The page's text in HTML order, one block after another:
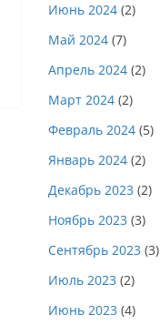
Июнь 2024 (2)
Май 2024 (7)
Апрель 2024 (2)
Март 2024 (2)
Февраль 2024 (5)
Январь 2024 (2)
Декабрь 2023 (2)
Ноябрь 2023 (3)
Сентябрь 2023 (3)
Июль 2023 (2)
Июнь 2023 (4)